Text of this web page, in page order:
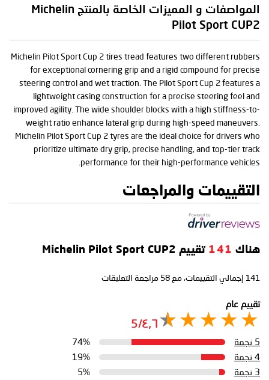
المواصفات و المميزات الخاصة بالمنتج Michelin
Pilot Sport CUP2
Michelin Pilot Sport Cup 2 tires tread features two different rubbers
for exceptional cornering grip and a rigid compound for precise
steering control and wet traction. The Pilot Sport Cup 2 features a
lightweight casing construction for a precise steering feel and
improved agility. The wide shoulder blocks with a high stiffness-to-
weight ratio enhance lateral grip during high-speed maneuvers.
Michelin Pilot Sport Cup 2 tyres are the ideal choice for drivers who
prioritize ultimate dry grip, precise handling, and top-tier track
performance for their high-performance vehicles.
التقييمات والمراجعات
هناك 141 تقييم Michelin Pilot Sport CUP2
141 إجمالي التقييمات، مع 58 مراجعة التعليقات
تقييم عام
٤٫٦/5
5 نجمة
74%
4 نجمة
19%
3 نجمة
5%